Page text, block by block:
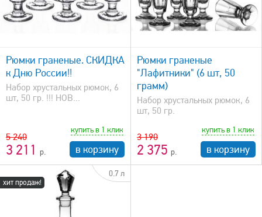
Рюмки граненые. СКИДКА
к Дню России!!
Набор хрустальных рюмок, 6
шт, 50 гр. !!! НОВ...
5 240
3 211
купить в 1 клик
в корзину
Рюмки граненые
"Лафитники" (6 шт, 50
грамм)
Набор хрустальных рюмок, 6
шт, 50 гр.
3 190
2 375
купить в 1 клик
в корзину
хит продаж!
0.7 л